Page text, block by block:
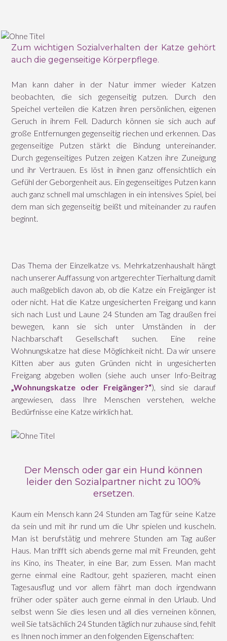
Zum wichtigen Sozialverhalten der Katze gehört
auch die gegenseitige Körperpflege.
Man kann daher in der Natur immer wieder Katzen
beobachten, die sich gegenseitig putzen. Durch den
Speichel verteilen die Katzen ihren persönlichen, eigenen
Geruch in ihrem Fell. Dadurch können sie sich auch auf
große Entfernungen gegenseitig riechen und erkennen. Das
gegenseitige Putzen stärkt die Bindung untereinander.
Durch gegenseitiges Putzen zeigen Katzen ihre Zuneigung
und ihr Vertrauen. Es löst in ihnen ganz offensichtlich ein
Gefühl der Geborgenheit aus. Ein gegenseitiges Putzen kann
auch ganz schnell mal umschlagen in ein intensives Spiel, bei
dem man sich gegenseitig beißt und miteinander zu raufen
beginnt.
Das Thema der Einzelkatze vs. Mehrkatzenhaushalt hängt
nach unserer Auffassung von artgerechter Tierhaltung damit
auch maßgeblich davon ab, ob die Katze ein Freigänger ist
oder nicht. Hat die Katze ungesicherten Freigang und kann
sich nach Lust und Laune 24 Stunden am Tag draußen frei
bewegen, kann sie sich unter Umständen in der
Nachbarschaft Gesellschaft suchen. Eine reine
Wohnungskatze hat diese Möglichkeit nicht. Da wir unsere
Kitten aber aus guten Gründen nicht in ungesicherten
Freigang abgeben wollen (siehe auch unser Info-Beitrag
„Wohnungskatze oder Freigänger?“), sind sie darauf
angewiesen, dass Ihre Menschen verstehen, welche
Bedürfnisse eine Katze wirklich hat.
Der Mensch oder gar ein Hund können
leider den Sozialpartner nicht zu 100%
ersetzen.
Kaum ein Mensch kann 24 Stunden am Tag für seine Katze
da sein und mit ihr rund um die Uhr spielen und kuscheln.
Man ist berufstätig und mehrere Stunden am Tag außer
Haus. Man trifft sich abends gerne mal mit Freunden, geht
ins Kino, ins Theater, in eine Bar, zum Essen. Man macht
gerne einmal eine Radtour, geht spazieren, macht einen
Tagesausflug und vor allem fährt man doch irgendwann
früher oder später auch gerne einmal in den Urlaub. Und
selbst wenn Sie dies lesen und all dies verneinen können,
weil Sie tatsächlich 24 Stunden täglich nur zuhause sind, fehlt
es Ihnen noch immer an den folgenden Eigenschaften: